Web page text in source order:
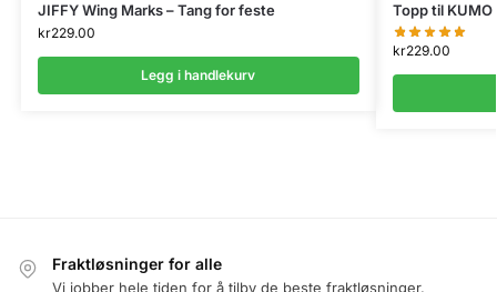
JIFFY Wing Marks – Tang for feste
kr229.00
Legg i handlekurv
Topp til
kr229.00
Fraktløsninger for alle
Vi jobber hele tiden for å tilby de beste fraktløsninger.